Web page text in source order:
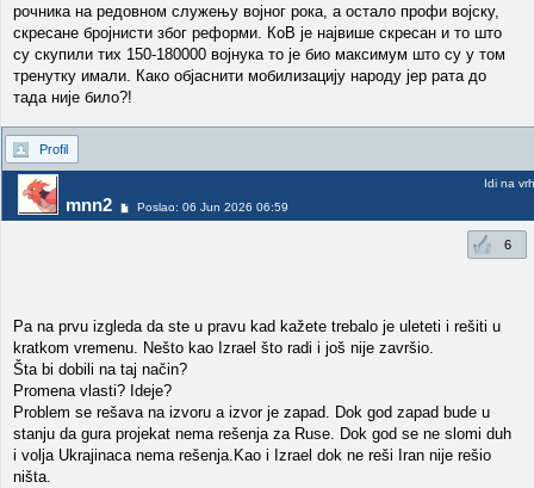
рочника на редовном служењу војног рока, а остало профи војску,
скресане бројнисти због реформи. КоВ је највише скресан и то што
су скупили тих 150-180000 војнука то је био максимум што су у том
тренутку имали. Како објаснити мобилизацију народу јер рата до
тада није било?!
Profil
mnn2 Poslao: 06 Jun 2026 06:59
Idi na vrh
6
Pa na prvu izgleda da ste u pravu kad kažete trebalo je uleteti i rešiti u
kratkom vremenu. Nešto kao Izrael što radi i još nije završio.
Šta bi dobili na taj način?
Promena vlasti? Ideje?
Problem se rešava na izvoru a izvor je zapad. Dok god zapad bude u
stanju da gura projekat nema rešenja za Ruse. Dok god se ne slomi duh
i volja Ukrajinaca nema rešenja.Kao i Izrael dok ne reši Iran nije rešio
ništa.